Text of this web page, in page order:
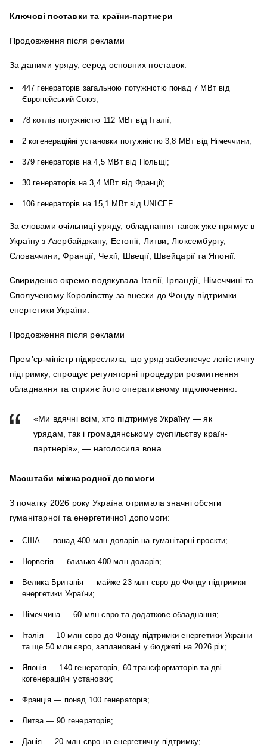
Ключові поставки та країни-партнери
Продовження після реклами
За даними уряду, серед основних поставок:
447 генераторів загальною потужністю понад 7 МВт від
Європейський Союз;
78 котлів потужністю 112 МВт від Італії;
2 когенераційні установки потужністю 3,8 МВт від Німеччини;
379 генераторів на 4,5 МВт від Польщі;
30 генераторів на 3,4 МВт від Франції;
106 генераторів на 15,1 МВт від UNICEF.
За словами очільниці уряду, обладнання також уже прямує в
Україну з Азербайджану, Естонії, Литви, Люксембургу,
Словаччини, Франції, Чехії, Швеції, Швейцарії та Японії.
Свириденко окремо подякувала Італії, Ірландії, Німеччині та
Сполученому Королівству за внески до Фонду підтримки
енергетики України.
Продовження після реклами
Прем’єр-міністр підкреслила, що уряд забезпечує логістичну
підтримку, спрощує регуляторні процедури розмитнення
обладнання та сприяє його оперативному підключенню.
«Ми вдячні всім, хто підтримує Україну — як
урядам, так і громадянському суспільству країн-
партнерів», — наголосила вона.
Масштаби міжнародної допомоги
З початку 2026 року Україна отримала значні обсяги
гуманітарної та енергетичної допомоги:
США — понад 400 млн доларів на гуманітарні проєкти;
Норвегія — близько 400 млн доларів;
Велика Британія — майже 23 млн євро до Фонду підтримки
енергетики України;
Німеччина — 60 млн євро та додаткове обладнання;
Італія — 10 млн євро до Фонду підтримки енергетики України
та ще 50 млн євро, заплановані у бюджеті на 2026 рік;
Японія — 140 генераторів, 60 трансформаторів та дві
когенераційні установки;
Франція — понад 100 генераторів;
Литва — 90 генераторів;
Данія — 20 млн євро на енергетичну підтримку;